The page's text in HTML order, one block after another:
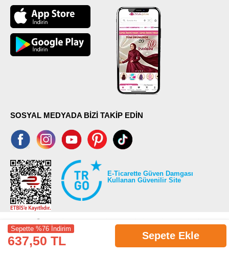
Sepette %76 İndirim
637,50 TL Sepete Ekle
SOSYAL MEDYADA BİZİ TAKİP EDİN
E-Ticarette Güven Damgası
Kullanan Güvenilir Site
©2026 Tüm modaselvim.com hakları saklıdır.